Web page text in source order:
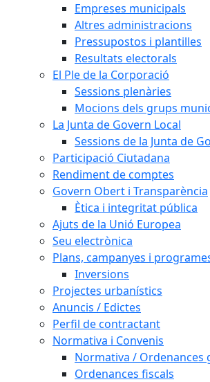
Empreses municipals
Altres administracions
Pressupostos i plantilles
Resultats electorals
El Ple de la Corporació
Sessions plenàries
Mocions dels grups
La Junta de Govern Local
Sessions de la Junta de
Participació Ciutadana
Rendiment de comptes
Govern Obert i Transparència
Ètica i integritat pública
Ajuts de la Unió Europea
Seu electrònica
Plans, campanyes i
Inversions
Projectes urbanístics
Anuncis / Edictes
Perfil de contractant
Normativa i Convenis
Normativa / Ordenances
Ordenances fiscals